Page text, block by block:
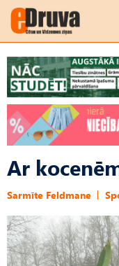
Ar
Sarmīte Feldmane